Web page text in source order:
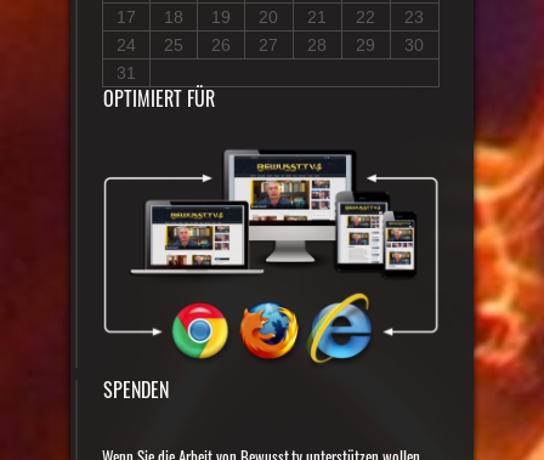
17
18 19 20 21 22
23
24
25 26 27 28 29
30
31
OPTIMIERT FÜR
SPENDEN